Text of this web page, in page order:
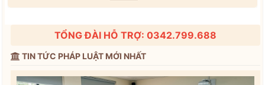
TỔNG ĐÀI HỖ TRỢ: 0342.799.688
TIN TỨC PHÁP LUẬT MỚI NHẤT